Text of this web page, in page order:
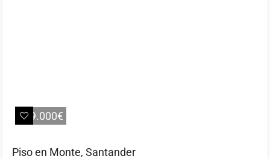
389.000€
Piso en Monte, Santander